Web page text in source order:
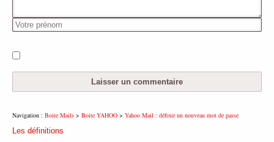
Navigation : Boite Mails > Boite YAHOO > Yahoo Mail : définir un nouveau mot de passe
Les définitions